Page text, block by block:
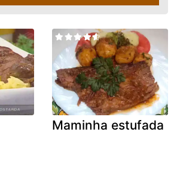
Maminha estufada